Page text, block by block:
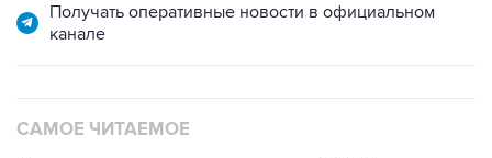
Получать оперативные новости в официальном
канале
САМОЕ ЧИТАЕМОЕ